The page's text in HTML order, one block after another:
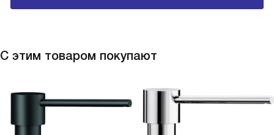
С этим товаром покупают